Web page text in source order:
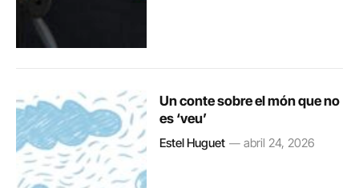
Un conte sobre el món que no
es ‘veu’
Estel Huguet abril 24, 2026